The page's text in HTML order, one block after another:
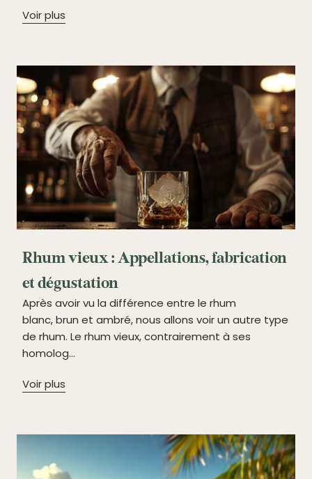
Voir plus
Rhum vieux : Appellations, fabrication
et dégustation
Après avoir vu la différence entre le rhum
blanc, brun et ambré, nous allons voir un autre type
de rhum. Le rhum vieux, contrairement à ses
homolog...
Voir plus